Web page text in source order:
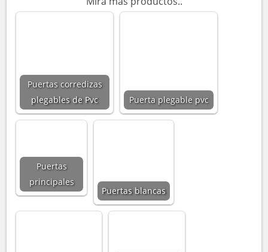
Puertas corredizas
plegables de Pvc
Puerta plegable pvc
Puertas
principales
Puertas blancas